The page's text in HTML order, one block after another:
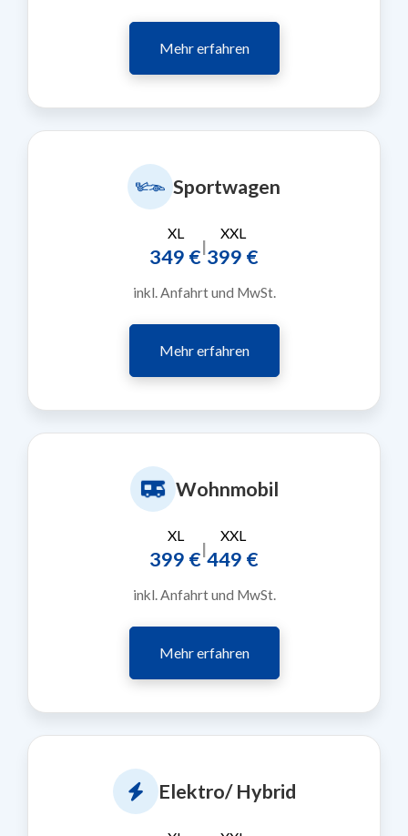
Mehr erfahren
Sportwagen
XL
349 €|
XXL
399 €
inkl. Anfahrt und MwSt.
Mehr erfahren
Wohnmobil
XL
399 €|
XXL
449 €
inkl. Anfahrt und MwSt.
Mehr erfahren
Elektro/ Hybrid